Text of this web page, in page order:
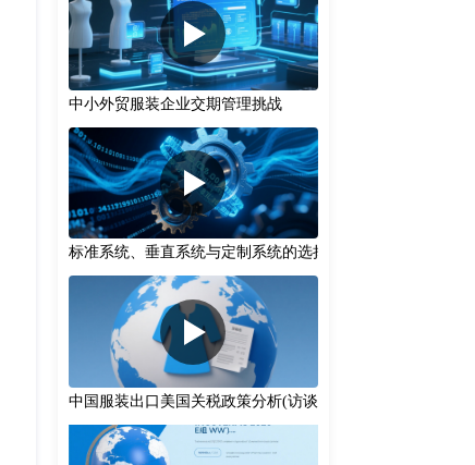
中小外贸服装企业交期管理挑战
标准系统、垂直系统与定制系统的选择策略
中国服装出口美国关税政策分析(访谈)